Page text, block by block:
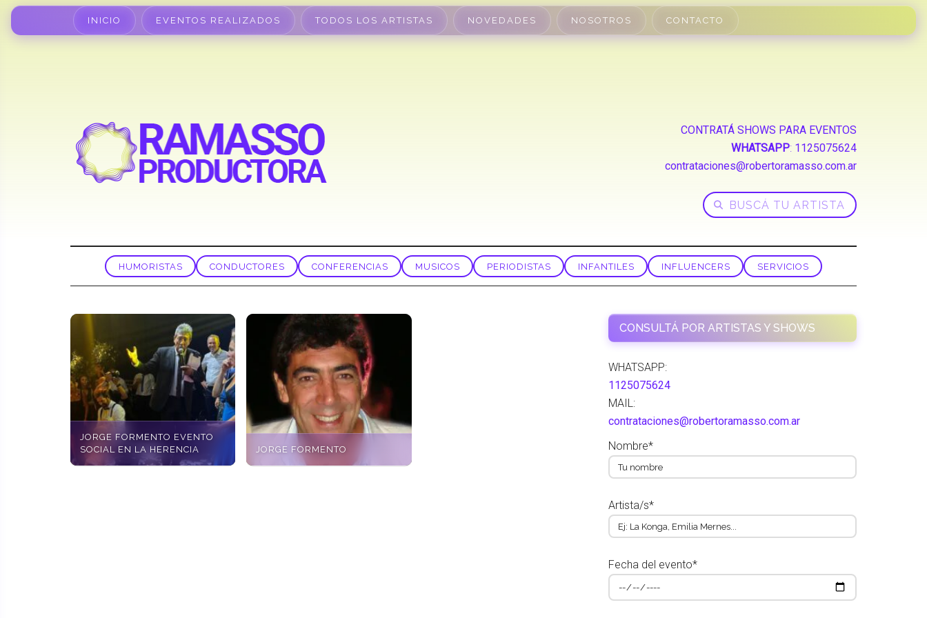
INICIO EVENTOS REALIZADOS TODOS LOS ARTISTAS NOVEDADES NOSOTROS CONTACTO
CONTRATÁ SHOWS PARA EVENTOS
WHATSAPP: 1125075624
contrataciones@robertoramasso.com.ar
HUMORISTAS CONDUCTORES CONFERENCIAS MUSICOS PERIODISTAS INFANTILES INFLUENCERS SERVICIOS
JORGE FORMENTO EVENTO
SOCIAL EN LA HERENCIA
JORGE FORMENTO
CONSULTÁ POR ARTISTAS Y SHOWS
WHATSAPP:
1125075624
MAIL:
contrataciones@robertoramasso.com.ar
Nombre*
Artista/s*
Fecha del evento*